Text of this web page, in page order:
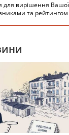
для вирішення
та рейтингом